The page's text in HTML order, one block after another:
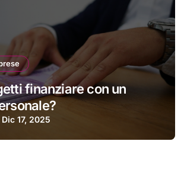
finanziare con un
Dic 17, 2025